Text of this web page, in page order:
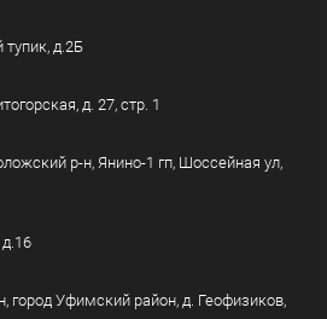
тупик, д.2Б
д. 27, стр. 1
р-н, Янино-1 гп, Шоссейная ул,
город Уфимский район, д. Геофизиков,